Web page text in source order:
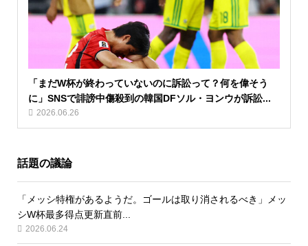
「まだW杯が終わっていないのに訴訟って？何を偉そう
に」SNSで誹謗中傷殺到の韓国DFソル・ヨンウが訴訟...
2026.06.26
話題の議論
「メッシ特権があるようだ。ゴールは取り消されるべき」メッ
シW杯最多得点更新直前...
2026.06.24